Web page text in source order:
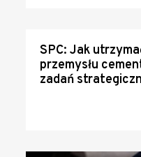
SPC: Jak
przemysłu
zadań